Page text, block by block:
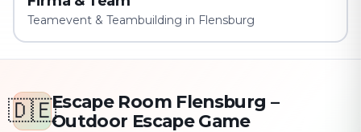
Teamevent & Teambuilding in Flensburg
🇩🇪Escape Room Flensburg –
Outdoor Escape Game